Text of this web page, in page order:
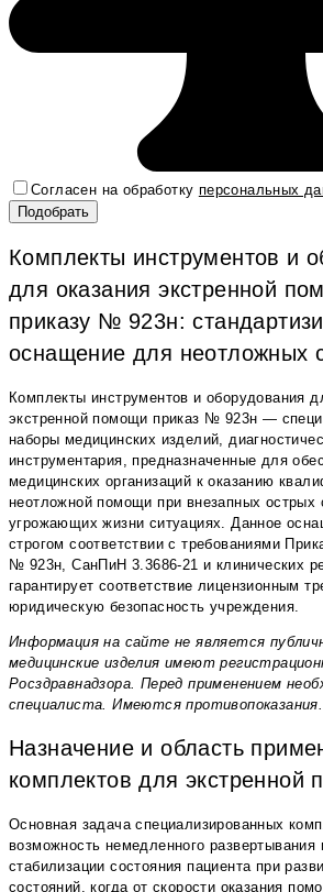
Согласен на обработку персональных
Комплекты инструментов и
для оказания экстренной
приказу № 923н:
оснащение для неотложных
Комплекты инструментов и оборудования
экстренной помощи приказ № 923н —
наборы медицинских изделий,
инструментария, предназначенные для
медицинских организаций к оказанию
неотложной помощи при внезапных острых
угрожающих жизни ситуациях. Данное
строгом соответствии с требованиями
№ 923н, СанПиН 3.3686-21 и клинических
гарантирует соответствие лицензионным
юридическую безопасность учреждения.
Информация на сайте не является
медицинские изделия имеют
Росздравнадзора. Перед применением
специалиста. Имеются противопоказания.
Назначение и область
комплектов для экстренной
Основная задача специализированных
возможность немедленного развертывания
стабилизации состояния пациента при
состояний, когда от скорости оказания